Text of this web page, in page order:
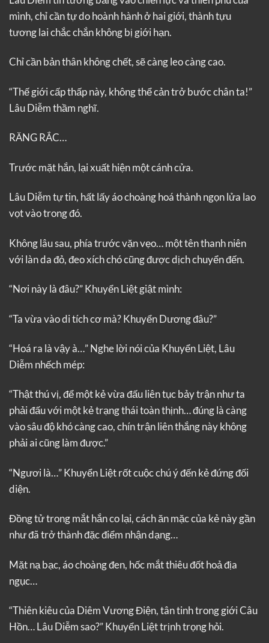
mình, chỉ cần tự do hoành hành ở hai giới, thành tựu
tương lai chắc chắn không bị giới hạn.
Chỉ cần bản thân không chết, sẽ càng leo càng cao.
“Thế giới cấp thấp này, không thể cản trở bước chân ta!”
Lâu Diễm thầm nghĩ.
RĂNG RẮC…
Trước mặt hắn, lại xuất hiện một cánh cửa.
Lâu Diễm tự tin, hất lấy áo choàng hoá thành ngọn lửa lao
vọt vào trong đó.
Không lâu sau, phía trước vặn vẹo… một tên thanh niên
với làn da đỏ, đeo xích chó cũng được dịch chuyển đến.
“Nơi này là đâu?” Khuyển Liệt giật mình:
“Ta vừa vào di tích cơ mà? Khuyển Dương đâu?”
“Hoá ra là vậy à…” Nghe lời nói của Khuyển Liệt, Lâu
Diễm nhếch mép:
“Thật thú vị, để một kẻ vừa đấu liên tục bảy trận như ta
phải đấu với một kẻ trạng thái toàn thịnh… đúng là càng
vào sâu độ khó càng cao, chín trận liên thắng này không
phải ai cũng làm được.”
“Ngươi là…” Khuyển Liệt rốt cuộc chú ý đến kẻ đứng đối
diện.
Đồng tử trong mắt hắn co lại, cách ăn mặc của kẻ này gần
như đã trở thành đặc điểm nhận dạng…
Mặt nạ bạc, áo choàng đen, hốc mắt thiêu đốt hoả địa
ngục…
“Thiên kiêu của Diêm Vương Điện, tân tinh trong giới Câu
Hồn… Lâu Diễm sao?” Khuyển Liệt trịnh trọng hỏi.